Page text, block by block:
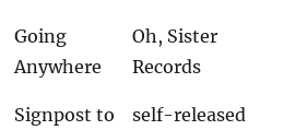
Going
Anywhere
Oh, Sister
Records
Signpost to self-released